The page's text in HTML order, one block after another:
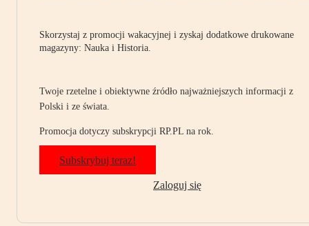
Skorzystaj z promocji wakacyjnej i zyskaj dodatkowe drukowane
magazyny: Nauka i Historia.
Twoje rzetelne i obiektywne źródło najważniejszych informacji z
Polski i ze świata.
Promocja dotyczy subskrypcji RP.PL na rok.
Subskrybuj teraz!
Zaloguj się